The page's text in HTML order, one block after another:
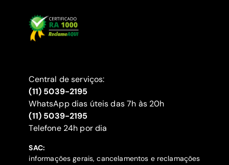
Central de serviços:
(11) 5039-2195
WhatsApp dias úteis das 7h às 20h
(11) 5039-2195
‍Telefone 24h por dia
SAC:
informações gerais, cancelamentos e reclamações